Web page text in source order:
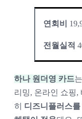
연회비
전월실적
하나 원더영 카드
리밍, 온라인 쇼핑,
히 디즈니플러스